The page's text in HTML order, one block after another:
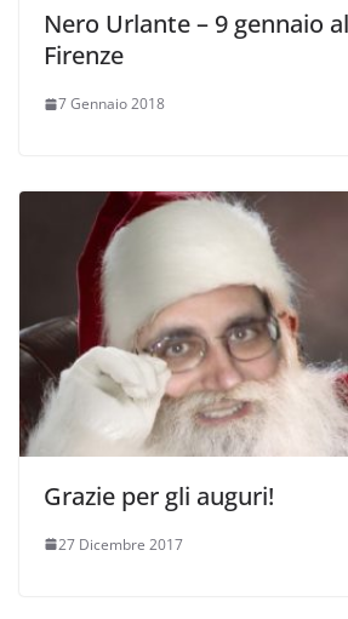
Nero Urlante – 9 gennaio
Firenze
7 Gennaio 2018
Grazie per gli auguri!
27 Dicembre 2017